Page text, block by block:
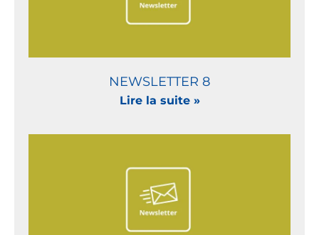
NEWSLETTER 8
Lire la suite »